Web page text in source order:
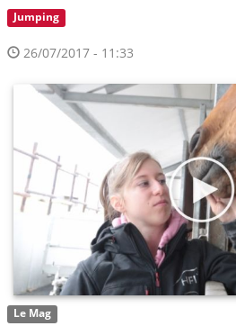
Jumping
26/07/2017 - 11:33
Le Mag